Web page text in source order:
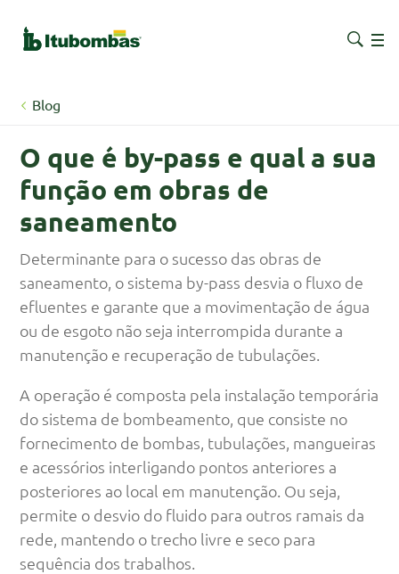
Blog
O que é by-pass e qual a sua
função em obras de
saneamento
Determinante para o sucesso das obras de
saneamento, o sistema by-pass desvia o fluxo de
efluentes e garante que a movimentação de água
ou de esgoto não seja interrompida durante a
manutenção e recuperação de tubulações.
A operação é composta pela instalação temporária
do sistema de bombeamento, que consiste no
fornecimento de bombas, tubulações, mangueiras
e acessórios interligando pontos anteriores a
posteriores ao local em manutenção. Ou seja,
permite o desvio do fluido para outros ramais da
rede, mantendo o trecho livre e seco para
sequência dos trabalhos.